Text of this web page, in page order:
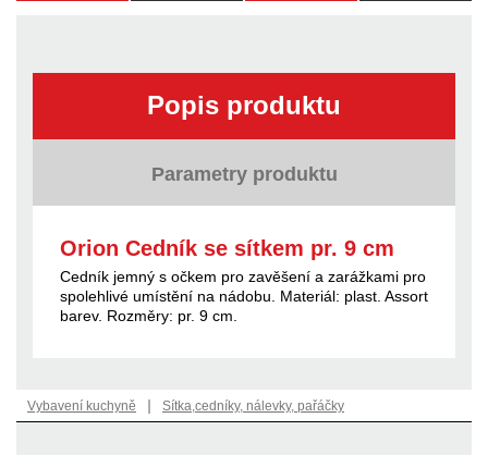
Popis produktu
Parametry produktu
Orion Cedník se sítkem pr. 9 cm
Cedník jemný s očkem pro zavěšení a zarážkami pro
spolehlivé umístění na nádobu. Materiál: plast. Assort
barev. Rozměry: pr. 9 cm.
Vybavení kuchyně | Sítka,cedníky, nálevky, pařáčky